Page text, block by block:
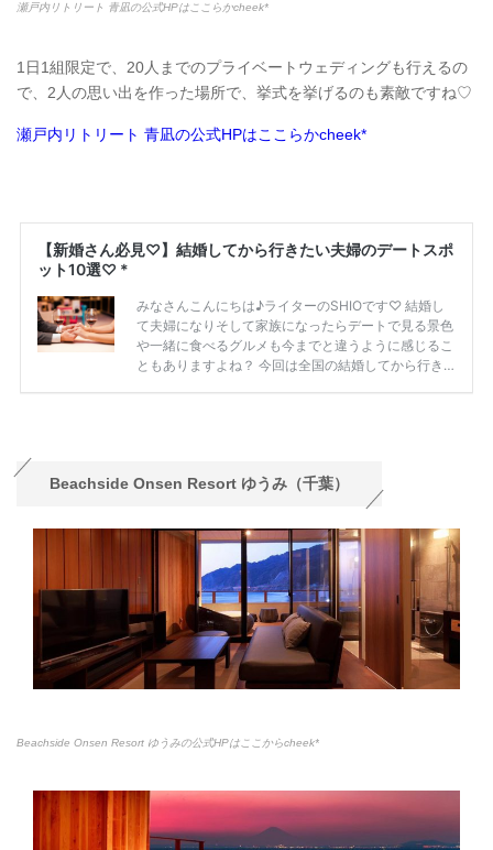
瀬戸内リトリート 青凪の公式HPはここらかcheek*
1日1組限定で、20人までのプライベートウェディングも行えるの
で、2人の思い出を作った場所で、挙式を挙げるのも素敵ですね♡
瀬戸内リトリート 青凪の公式HPはここらかcheek*
Beachside Onsen Resort ゆうみ（千葉）
Beachside Onsen Resort ゆうみの公式HPはここからcheek*